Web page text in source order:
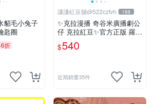
貂毛小兔子
匙圈
折
謙謙紅豆舖@522czfvh 188
✨克拉漫播 奇谷米廣播劇公
仔 克拉紅豆✨官方正版 羅小
黑戰記暖暖雪人毛絨包
$540
近期銷量35件